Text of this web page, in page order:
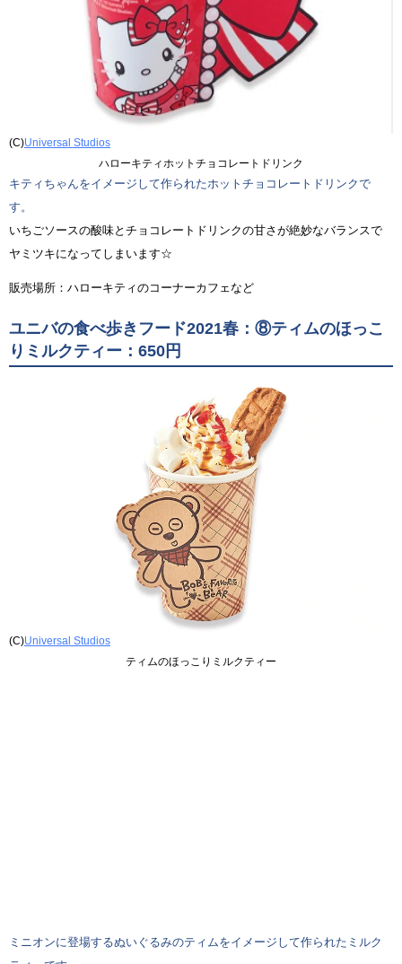
(C)Universal Studios
ハローキティホットチョコレートドリンク
キティちゃんをイメージして作られたホットチョコレートドリンクで
す。
いちごソースの酸味とチョコレートドリンクの甘さが絶妙なバランスで
ヤミツキになってしまいます☆
販売場所：ハローキティのコーナーカフェなど
ユニバの食べ歩きフード2021春：⑧ティムのほっこ
りミルクティー：650円
(C)Universal Studios
ティムのほっこりミルクティー
ミニオンに登場するぬいぐるみのティムをイメージして作られたミルク